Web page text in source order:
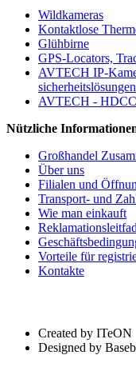
Wildkameras
Kontaktlose
Glühbirne
GPS-Locators,
AVTECH IP-
sicherheitslösungen
AVTECH -
Nützliche
Großhandel
Über uns
Filialen und
Transport- und
Wie man einkauft
Vorteile für
Kontakte
Created by ITeON
Designed by